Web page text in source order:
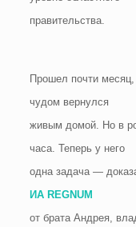
правительства.
Прошел почти
чудом вернулся
живым домой. Но в
часа. Теперь у него
одна задача —
ИА REGNUM
от брата Андрея,